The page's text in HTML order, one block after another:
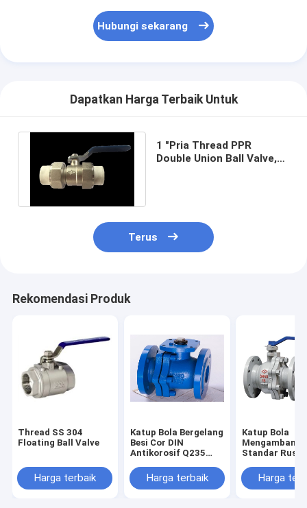
Hubungi sekarang
Dapatkan Harga Terbaik Untuk
1 "Pria Thread PPR
Double Union Ball Valve,
Terus
Rekomendasi Produk
Thread SS 304
Floating Ball Valve
Harga terbaik
Katup Bola Bergelang
Besi Cor DIN
Antikorosif Q235
Harga terbaik
Katup Bola
Mengambang
Standar Rusia
Antikorosi
Karbon
Harga